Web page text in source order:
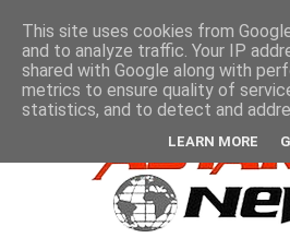
του Αστακού ΞΗΡΌΜΕΡΟ Βλάβη
This site uses cookies from
and to analyze traffic. Your IP
shared with Google along with
metrics to ensure quality of
statistics, and to detect and
LEARN MORE